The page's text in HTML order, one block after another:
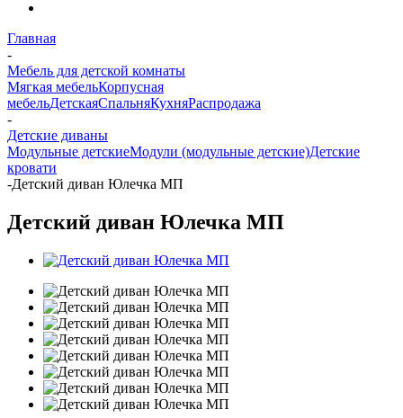
Главная
-
Мебель для детской комнаты
Мягкая мебельКорпусная
мебельДетскаяСпальняКухняРаспродажа
-
Детские диваны
Модульные детскиеМодули (модульные детские)Детские
кровати
-Детский диван Юлечка МП
Детский диван Юлечка МП